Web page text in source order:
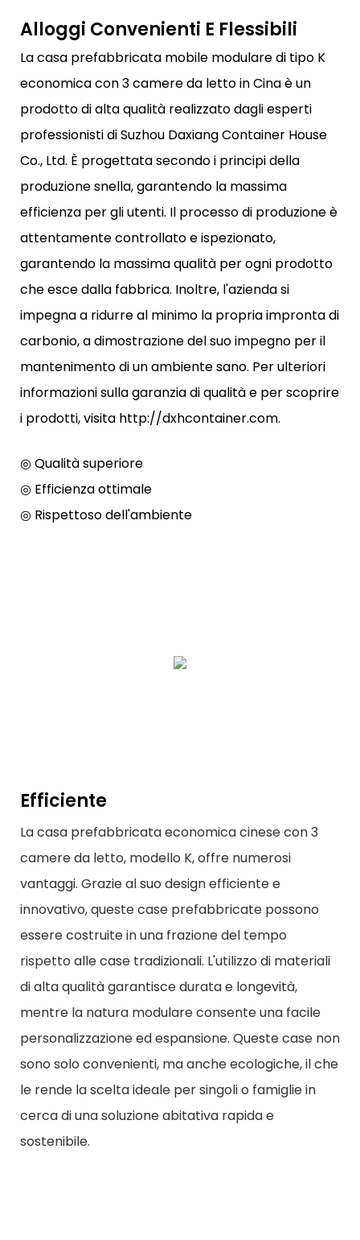
Alloggi Convenienti E Flessibili
La casa prefabbricata mobile modulare di tipo K
economica con 3 camere da letto in Cina è un
prodotto di alta qualità realizzato dagli esperti
professionisti di Suzhou Daxiang Container House
Co., Ltd. È progettata secondo i principi della
produzione snella, garantendo la massima
efficienza per gli utenti. Il processo di produzione è
attentamente controllato e ispezionato,
garantendo la massima qualità per ogni prodotto
che esce dalla fabbrica. Inoltre, l'azienda si
impegna a ridurre al minimo la propria impronta di
carbonio, a dimostrazione del suo impegno per il
mantenimento di un ambiente sano. Per ulteriori
informazioni sulla garanzia di qualità e per scoprire
i prodotti, visita http://dxhcontainer.com.
◎ Qualità superiore
◎ Efficienza ottimale
◎ Rispettoso dell'ambiente
Efficiente
La casa prefabbricata economica cinese con 3
camere da letto, modello K, offre numerosi
vantaggi. Grazie al suo design efficiente e
innovativo, queste case prefabbricate possono
essere costruite in una frazione del tempo
rispetto alle case tradizionali. L'utilizzo di materiali
di alta qualità garantisce durata e longevità,
mentre la natura modulare consente una facile
personalizzazione ed espansione. Queste case non
sono solo convenienti, ma anche ecologiche, il che
le rende la scelta ideale per singoli o famiglie in
cerca di una soluzione abitativa rapida e
sostenibile.